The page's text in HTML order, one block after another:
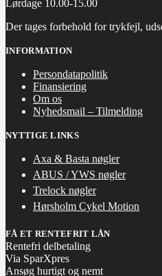
Lørdage 10.00-15.00
Der tages forbehold for trykfejl,
INFORMATION
Persondatapolitik
Finansiering
Om os
Nyhedsmail – Tilmelding
NYTTIGE LINKS
Axa & Basta nøgler
ABUS / YWS nøgler
Trelock nøgler
Hørsholm Cykel Motion
FÅ ET RENTEFRIT LÅN
Rentefri delbetaling
Via SparXpres
Ansøg hurtigt og nemt